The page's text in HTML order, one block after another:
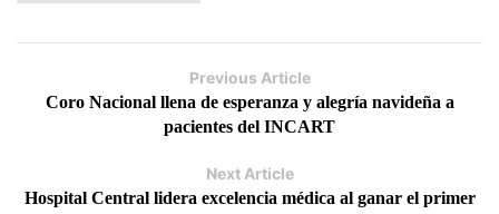
Previous Article
Coro Nacional llena de esperanza y alegría navideña a
pacientes del INCART
Next Article
Hospital Central lidera excelencia médica al ganar el primer